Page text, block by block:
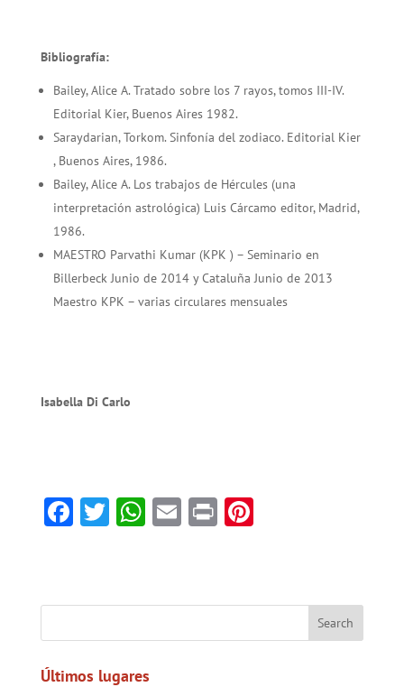
Bibliografía:
Bailey, Alice A. Tratado sobre los 7 rayos, tomos III-IV.
Editorial Kier, Buenos Aires 1982.
Saraydarian, Torkom. Sinfonía del zodiaco. Editorial Kier
, Buenos Aires, 1986.
Bailey, Alice A. Los trabajos de Hércules (una
interpretación astrológica) Luis Cárcamo editor, Madrid,
1986.
MAESTRO Parvathi Kumar (KPK ) – Seminario en
Billerbeck Junio de 2014 y Cataluña Junio de 2013
Maestro KPK – varias circulares mensuales
Isabella Di Carlo
F
b
T
er
W
sA
E
l
Pr Pi
es
Últimos lugares